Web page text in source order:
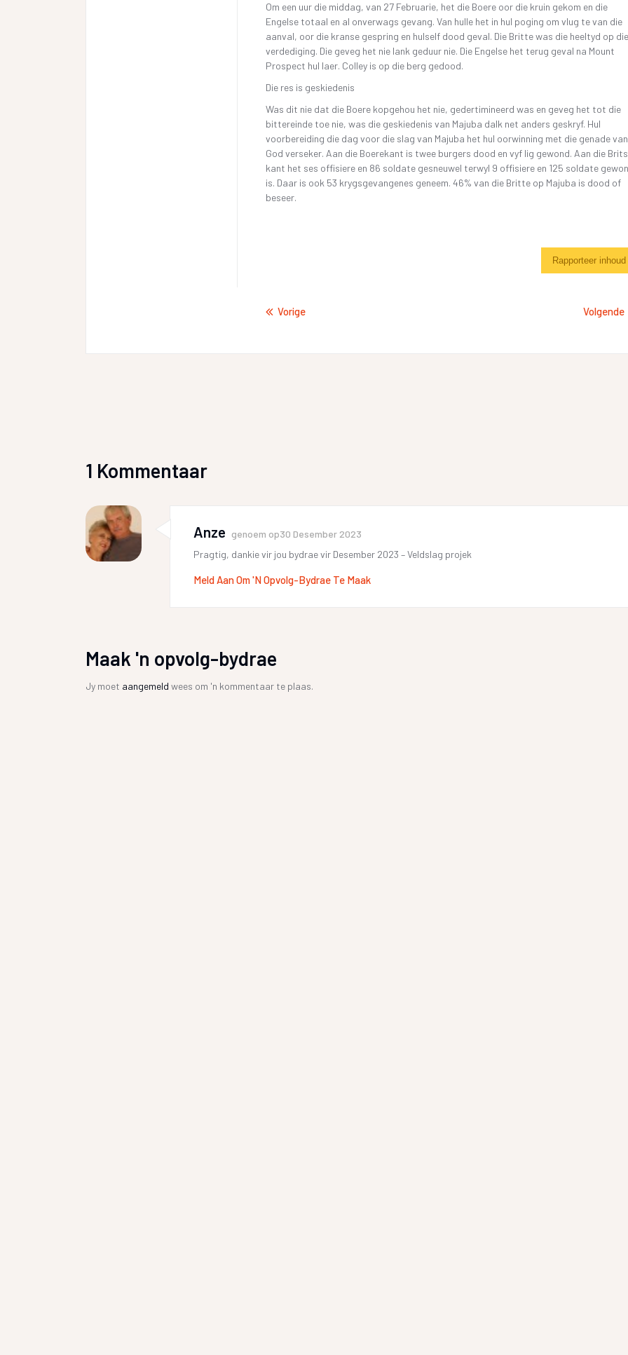
Om een uur die middag, van 27 Februarie, het die Boere oor die kruin gekom en die
Engelse totaal en al onverwags gevang. Van hulle het in hul poging om vlug te van die
aanval, oor die kranse gespring en hulself dood geval. Die Britte was die heeltyd op die
verdediging. Die geveg het nie lank geduur nie. Die Engelse het terug geval na Mount
Prospect hul laer. Colley is op die berg gedood.
Die res is geskiedenis
Was dit nie dat die Boere kopgehou het nie, gedertimineerd was en geveg het tot die
bittereinde toe nie, was die geskiedenis van Majuba dalk net anders geskryf. Hul
voorbereiding die dag voor die slag van Majuba het hul oorwinning met die genade van
God verseker. Aan die Boerekant is twee burgers dood en vyf lig gewond. Aan die
kant het ses offisiere en 86 soldate gesneuwel terwyl 9 offisiere en 125 soldate
is. Daar is ook 53 krygsgevangenes geneem. 46% van die Britte op Majuba is dood of
beseer.
Rapporteer inhoud
Vorige Volgende
1 Kommentaar
Anze genoem op30 Desember 2023
Pragtig, dankie vir jou bydrae vir Desember 2023 – Veldslag projek
Meld Aan Om 'n Opvolg-Bydrae Te Maak
Maak 'n opvolg-bydrae
Jy moet aangemeld wees om 'n kommentaar te plaas.